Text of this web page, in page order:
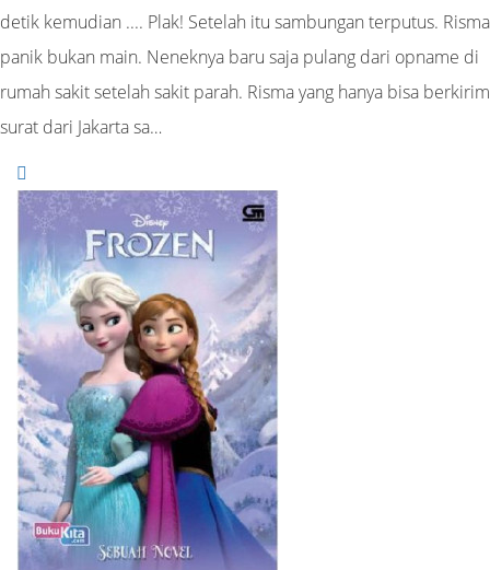
detik kemudian .... Plak! Setelah itu sambungan terputus. Risma
panik bukan main. Neneknya baru saja pulang dari opname di
rumah sakit setelah sakit parah. Risma yang hanya bisa berkirim
surat dari Jakarta sa…